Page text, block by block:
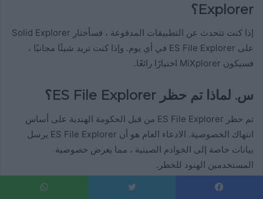
Explorer؟
إذا كنت تتحدث عن التطبيقات المدفوعة ، فسأختار Solid Explorer
على ES File Explorer في أي يوم. وإذا كنت تريد شيئًا مجانيًا ،
فسيكون MiXplorer اختيارًا رائعًا.
س. لماذا تم حظر ES File Explorer؟
تم حظر ES File Explorer من قبل الحكومة الهندية على أساس
انتهاك الخصوصية. الادعاء العام هو أن ES File Explorer يرسل
بيانات خاصة إلى الخوادم الصينية ، مما يعرض خصوصية
المستخدمين الهنود للخطر.